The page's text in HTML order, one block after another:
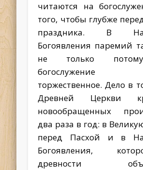
читаются на
того, чтобы глубже
праздника. В
Богоявления паремий
не только
богослужение
торжественное. Дело в
Древней Церкви
новообращенных
два раза в год: в
перед Пасхой и в
Богоявления,
древности